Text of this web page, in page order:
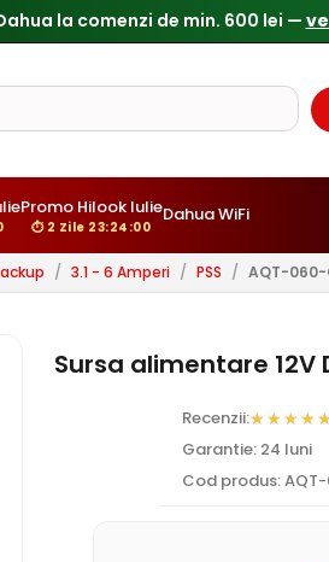
Promo Hilook Iulie
⏱ 2 Zile 23:23:59
Dahua WiFi
/ 3.1 - 6 Amperi / PSS / AQT-060-
Sursa alimentare 12V
Recenzii:
Garantie: 24 luni
Cod produs: